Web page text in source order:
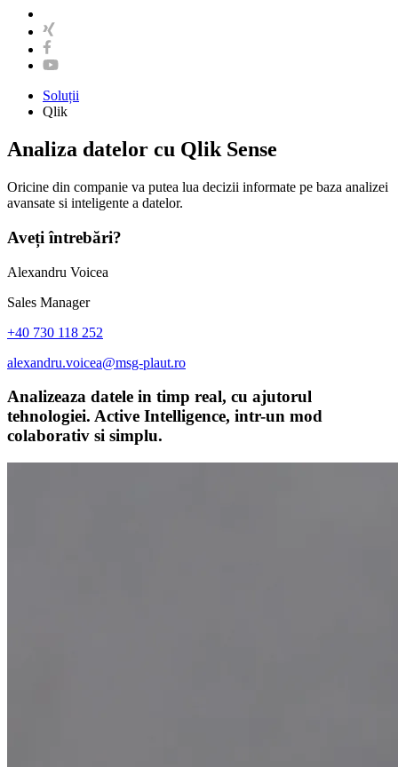
Soluții
Qlik
Analiza datelor cu Qlik Sense
Oricine din companie va putea lua decizii informate pe baza analizei
avansate si inteligente a datelor.
Aveți întrebări?
Alexandru Voicea
Sales Manager
+40 730 118 252
alexandru.voicea@msg-plaut.ro
Analizeaza datele in timp real, cu ajutorul
tehnologiei. Active Intelligence, intr-un mod
colaborativ si simplu.